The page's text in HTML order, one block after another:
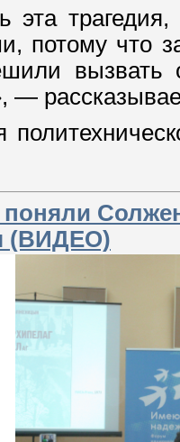
трагедия,
потому что
—
(ВИДЕО)